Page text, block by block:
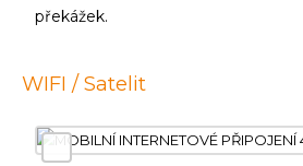
překážek.
WIFI / Satelit